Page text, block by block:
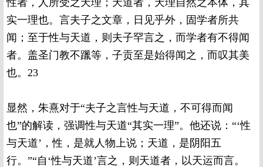
性者，人所受之天理；天道者，天理自然之本体，其
实一理也。言夫子之文章，日见乎外，固学者所共
闻；至于性与天道，则夫子罕言之，而学者有不得闻
者。盖圣门教不躐等，子贡至是始得闻之，而叹其美
也。23
显然，朱熹对于“夫子之言性与天道，不可得而闻
也”的解读，强调性与天道“其实一理”。他还说：“‘性
与天道’，性，是就人物上说；天道，是阴阳五
行。”“自‘性与天道’言之，则天道者，以天运而言。